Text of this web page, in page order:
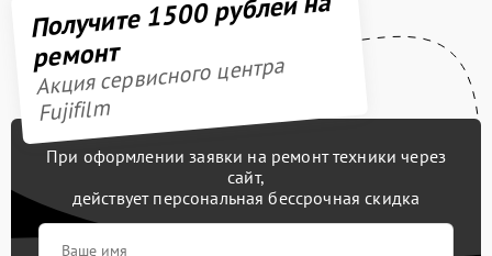
Получите 1500 рублей на
ремонт
Акция сервисного центра
Fujifilm
При оформлении заявки на ремонт техники через
сайт,
действует персональная бессрочная скидка